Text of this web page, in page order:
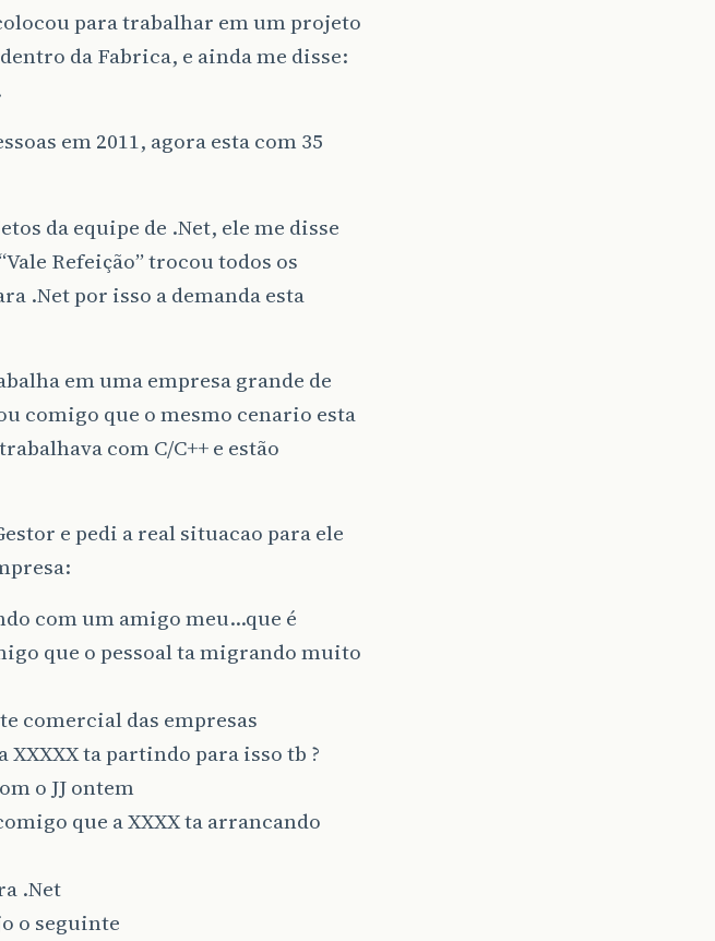
para trabalhar em um projeto
da Fabrica, e ainda me disse:
em 2011, agora esta com 35
da equipe de .Net, ele me disse
Refeição” trocou todos os
.Net por isso a demanda esta
em uma empresa grande de
comigo que o mesmo cenario esta
com C/C++ e estão
e pedi a real situacao para ele
com um amigo meu…que é
que o pessoal ta migrando muito
comercial das empresas
XXXXX ta partindo para isso tb ?
o JJ ontem
que a XXXX ta arrancando
.Net
o seguinte